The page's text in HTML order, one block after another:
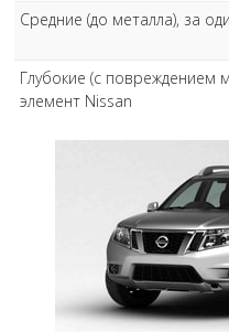
Средние (до металла), за
Глубокие (с повреждением
элемент Nissan